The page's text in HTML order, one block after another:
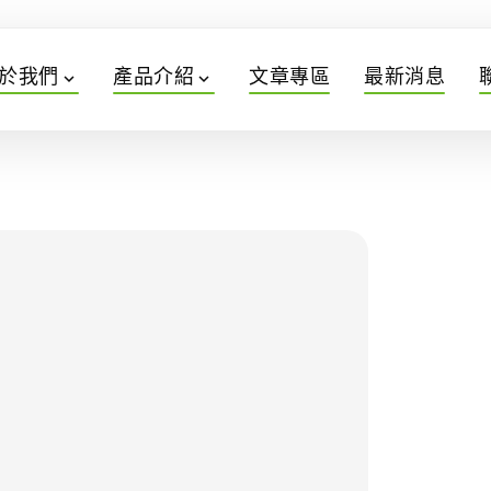
我們 expand_more 產品介紹 expand_more 文章專區 最新消息